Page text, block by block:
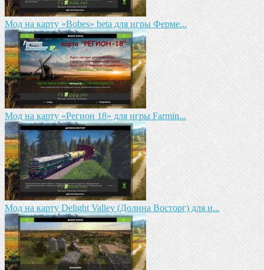
Мод на карту «Bobes» beta для игры Ферме...
Мод на карту «Регион 18» для игры Farmin...
Мод на карту Delight Valley (Долина Восторг) для и...